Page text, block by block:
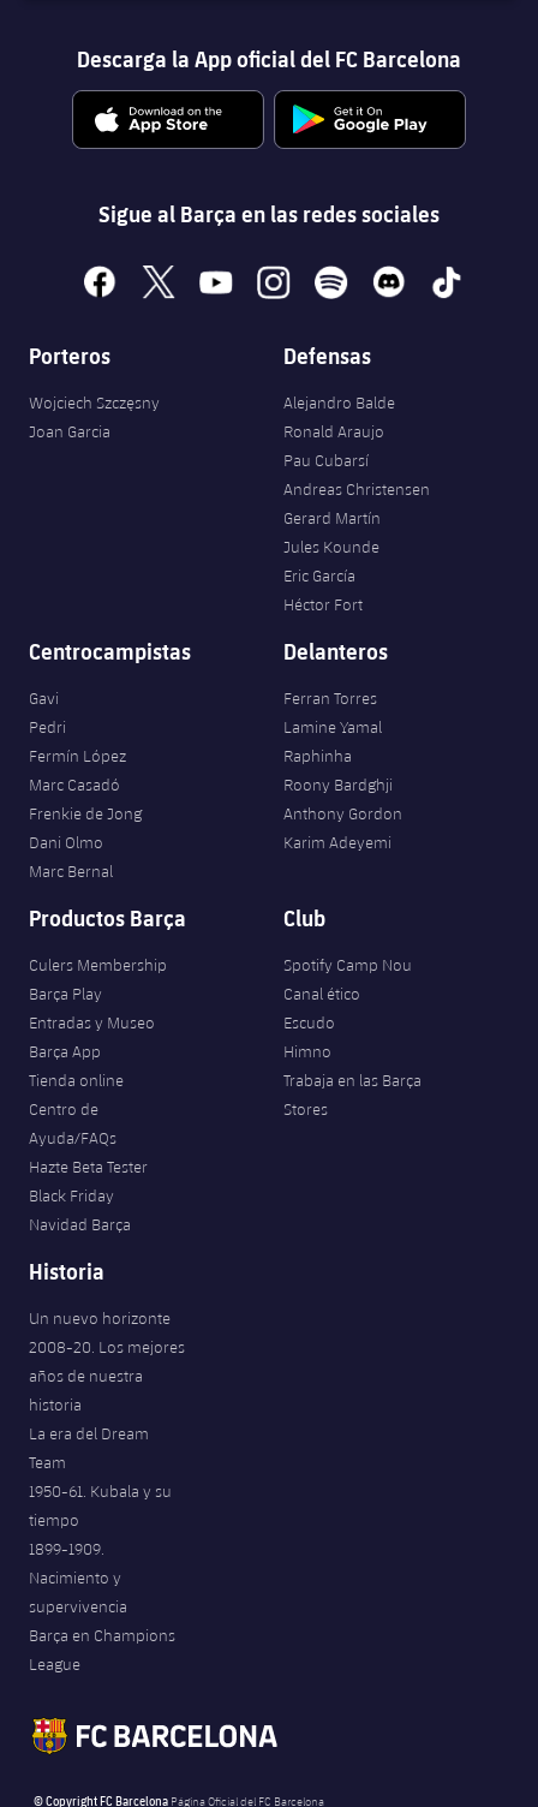
Descarga la App oficial del FC Barcelona
Sigue al Barça en las redes sociales
facebook
x youtubeinstagramspotify discord tiktok
Porteros
Wojciech Szczęsny
Joan Garcia
Defensas
Alejandro Balde
Ronald Araujo
Pau Cubarsí
Andreas Christensen
Gerard Martín
Jules Kounde
Eric García
Héctor Fort
Centrocampistas
Gavi
Pedri
Fermín López
Marc Casadó
Frenkie de Jong
Dani Olmo
Marc Bernal
Delanteros
Ferran Torres
Lamine Yamal
Raphinha
Roony Bardghji
Anthony Gordon
Karim Adeyemi
Productos Barça
Culers Membership
Barça Play
Entradas y Museo
Barça App
Tienda online
Centro de
Ayuda/FAQs
Hazte Beta Tester
Black Friday
Navidad Barça
Club
Spotify Camp Nou
Canal ético
Escudo
Himno
Trabaja en las Barça
Stores
Historia
Un nuevo horizonte
2008-20. Los mejores
años de nuestra
historia
La era del Dream
Team
1950-61. Kubala y su
tiempo
1899-1909.
Nacimiento y
supervivencia
Barça en Champions
League
© Copyright FC Barcelona Página Oficial del FC Barcelona